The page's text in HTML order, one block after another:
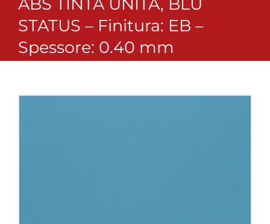
STATUS – Finitura: EB –
Spessore: 0.40 mm